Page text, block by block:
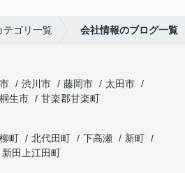
テゴリ一覧 会社情報のブログ一覧
渋川市 藤岡市
太田市
桐生市
甘楽郡甘楽町
町 北代田町 下高瀬
新町
新田上江田町